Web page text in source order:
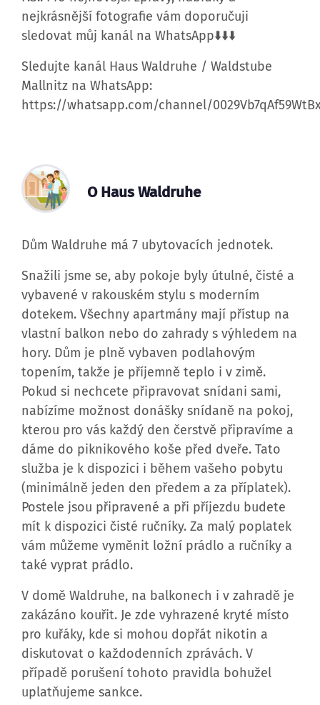
sledovat můj kanál na WhatsApp⬇️⬇️⬇️
Sledujte kanál Haus Waldruhe / Waldstube
Mallnitz na WhatsApp:
https://whatsapp.com/channel/
Dům Waldruhe má 7 ubytovacích jednotek.
Snažili jsme se, aby pokoje byly útulné, čisté a
vybavené v rakouském stylu s moderním
dotekem. Všechny apartmány mají přístup na
vlastní balkon nebo do zahrady s výhledem na
hory. Dům je plně vybaven podlahovým
topením, takže je příjemně teplo i v zimě.
Pokud si nechcete připravovat snídani sami,
nabízíme možnost donášky snídaně na pokoj,
kterou pro vás každý den čerstvě připravíme a
dáme do piknikového koše před dveře. Tato
služba je k dispozici i během vašeho pobytu
(minimálně jeden den předem a za příplatek).
Postele jsou připravené a při příjezdu budete
mít k dispozici čisté ručníky. Za malý poplatek
vám můžeme vyměnit ložní prádlo a ručníky a
také vyprat prádlo.
V domě Waldruhe, na balkonech i v zahradě je
zakázáno kouřit. Je zde vyhrazené kryté místo
pro kuřáky, kde si mohou dopřát nikotin a
diskutovat o každodenních zprávách. V
případě porušení tohoto pravidla bohužel
uplatňujeme sankce.
Psi jsou povoleni v některých apartmánech po